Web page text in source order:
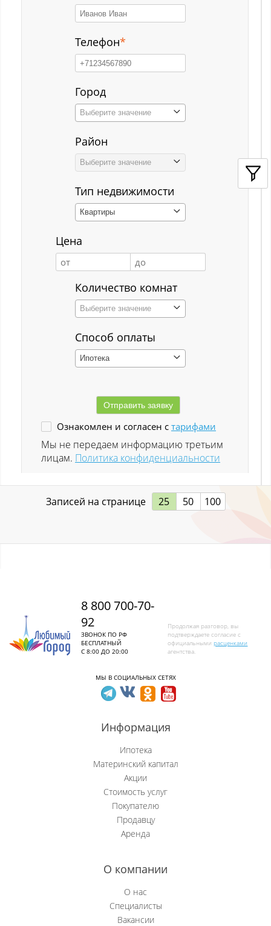
Карагайлинский
Красная Орловка
Красная Орловка с
Листвяги
Лучшево с
Малиновка
Междуреченск
Мундыбаш
Мыски
Телефон*
Город
Выберите значение
Район
Выберите значение
Тип недвижимости
Квартиры
Цена
Количество комнат
Выберите значение
Способ оплаты
Ипотека
Ознакомлен и согласен с тарифами
Мы не передаем информацию третьим
лицам. Политика конфиденциальности
Записей на странице 25 50 100
8 800 700-70-
92
ЗВОНОК ПО РФ
БЕСПЛАТНЫЙ
С 8:00 ДО 20:00
Продолжая разговор, вы
подтверждаете согласие с
официальнымирасценками
агентства.
МЫ В СОЦИАЛЬНЫХ СЕТЯХ
Информация
Ипотека
Материнский капитал
Акции
Стоимость услуг
Покупателю
Продавцу
Аренда
О компании
О нас
Специалисты
Вакансии